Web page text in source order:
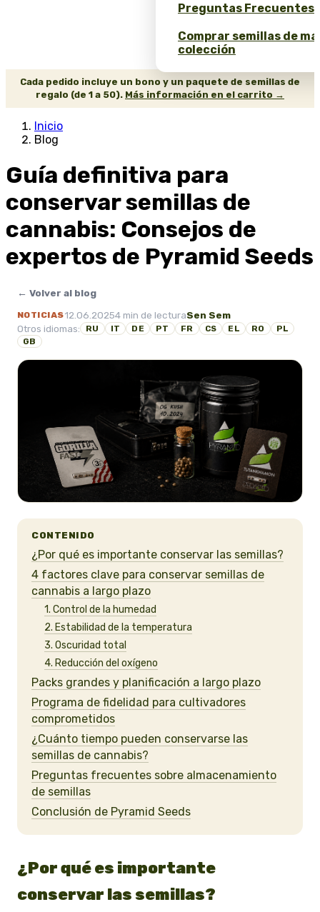
Preguntas Frecuentes
Comprar semillas de
colección
Cada pedido incluye un bono y un paquete de semillas de
regalo (de 1 a 50). Más información en el carrito →
Inicio
Blog
Guía definitiva para
conservar semillas de
cannabis: Consejos de
expertos de Pyramid Seeds
← Volver al blog
NOTICIAS12.06.20254 min de lecturaSen Sem
Otros idiomas:
RU IT DE PT FR CS EL RO
PL
GB
CONTENIDO
¿Por qué es importante conservar las semillas?
4 factores clave para conservar semillas de
cannabis a largo plazo
1. Control de la humedad
2. Estabilidad de la temperatura
3. Oscuridad total
4. Reducción del oxígeno
Packs grandes y planificación a largo plazo
Programa de fidelidad para cultivadores
comprometidos
¿Cuánto tiempo pueden conservarse las
semillas de cannabis?
Preguntas frecuentes sobre almacenamiento
de semillas
Conclusión de Pyramid Seeds
¿Por qué es importante
conservar las semillas?